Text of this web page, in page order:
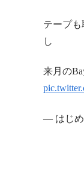
テープ
し
来月の
— はじめ